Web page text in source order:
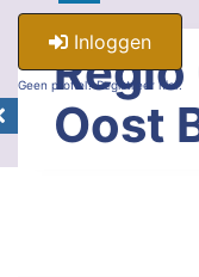
Inloggen
Geen profiel? Registreer hier.
Regio
Oost